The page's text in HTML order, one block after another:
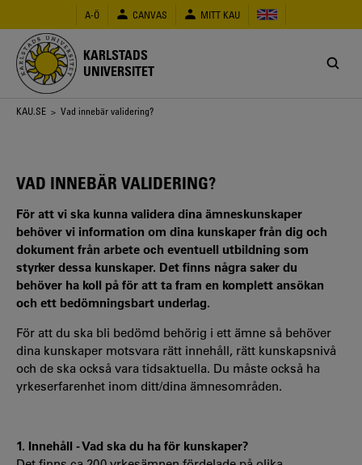
huvudinnehåll
A-Ö CANVAS MITT KAU
KARLSTADS
UNIVERSITET
Länkstig
KAU.SE > Vad innebär validering?
VAD INNEBÄR VALIDERING?
För att vi ska kunna validera dina ämneskunskaper
behöver vi information om dina kunskaper från dig och
dokument från arbete och eventuell utbildning som
styrker dessa kunskaper. Det finns några saker du
behöver ha koll på för att ta fram en komplett ansökan
och ett bedömningsbart underlag.
För att du ska bli bedömd behörig i ett ämne så behöver
dina kunskaper motsvara rätt innehåll, rätt kunskapsnivå
och de ska också vara tidsaktuella. Du måste också ha
yrkeserfarenhet inom ditt/dina ämnesområden.
1. Innehåll - Vad ska du ha för kunskaper?